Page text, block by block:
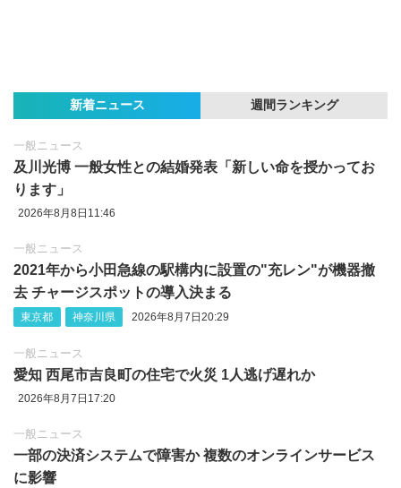
新着ニュース 週間ランキング
一般ニュース
及川光博 一般女性との結婚発表「新しい命を授かってお
ります」
2026年8月8日11:46
一般ニュース
2021年から小田急線の駅構内に設置の"充レン"が機器撤
去 チャージスポットの導入決まる
東京都 神奈川県 2026年8月7日20:29
一般ニュース
愛知 西尾市吉良町の住宅で火災 1人逃げ遅れか
2026年8月7日17:20
一般ニュース
一部の決済システムで障害か 複数のオンラインサービス
に影響